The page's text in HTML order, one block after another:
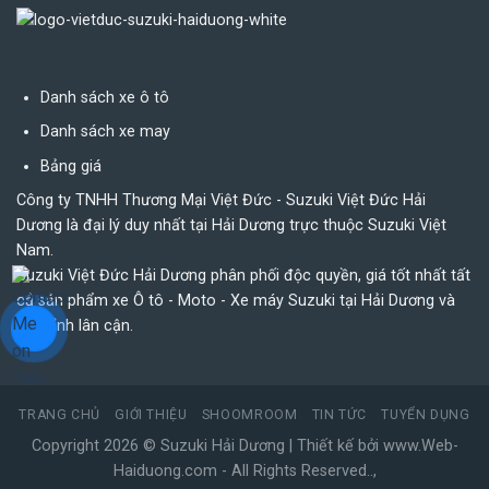
Danh sách xe ô tô
Danh sách xe may
Bảng giá
Công ty TNHH Thương Mại Việt Đức - Suzuki Việt Đức Hải
Dương là đại lý duy nhất tại Hải Dương trực thuộc Suzuki Việt
Nam.
Suzuki Việt Đức Hải Dương phân phối độc quyền, giá tốt nhất tất
cả sản phẩm xe Ô tô - Moto - Xe máy Suzuki tại Hải Dương và
các tỉnh lân cận.
TRANG CHỦ GIỚI THIỆU SHOOMROOM TIN TỨC TUYỂN DỤNG
Copyright 2026 © Suzuki Hải Dương | Thiết kế bởi www.Web-
Haiduong.com - All Rights Reserved..,